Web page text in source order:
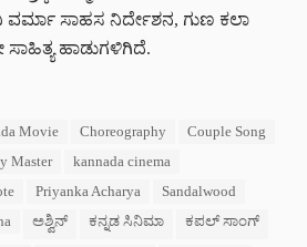
ವರ್ಮಾ ಸಾಹಸ ನಿರ್ದೇಶನ, ಗುಣ ಕಲಾ
ಸಾಹಿತ್ಯ ಹಾಡುಗಳಿಗಿದೆ.
Movie Choreography
Couple Song
Master
kannada cinema
Priyanka Acharya
Sandalwood
ಅಶ್ವಿನ್ ಕನ್ನಡ ಸಿನಿಮಾ ಕಪಲ್ ಸಾಂಗ್